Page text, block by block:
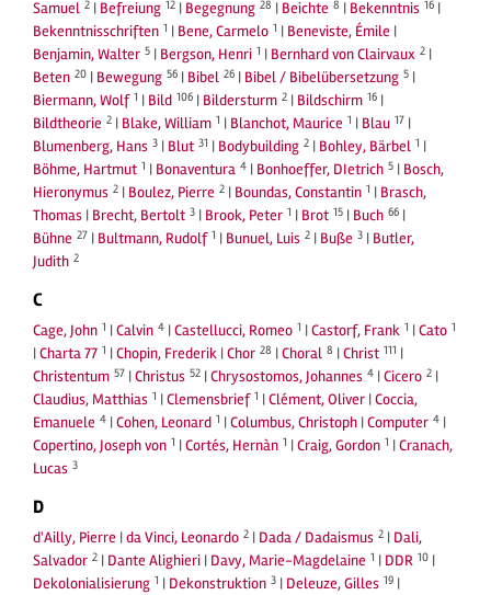
Samuel 2 | Befreiung 12 | Begegnung 28 | Beichte 8 | Bekenntnis 16 |
Bekenntnisschriften 1 | Bene, Carmelo 1 | Beneviste, Émile |
Benjamin, Walter 5 | Bergson, Henri 1 | Bernhard von Clairvaux 2 |
Beten 20 | Bewegung 56 | Bibel 26 | Bibel / Bibelübersetzung 5 |
Biermann, Wolf 1 | Bild 106 | Bildersturm 2 | Bildschirm 16 |
Bildtheorie 2 | Blake, William 1 | Blanchot, Maurice 1 | Blau 17 |
Blumenberg, Hans 3 | Blut 31 | Bodybuilding 2 | Bohley, Bärbel 1 |
Böhme, Hartmut 1 | Bonaventura 4 | Bonhoeffer, DIetrich 5 | Bosch,
Hieronymus 2 | Boulez, Pierre 2 | Boundas, Constantin 1 | Brasch,
Thomas | Brecht, Bertolt 3 | Brook, Peter 1 | Brot 15 | Buch 66 |
Bühne 27 | Bultmann, Rudolf 1 | Bunuel, Luis 2 | Buße 3 | Butler,
Judith 2
C
Cage, John 1 |Calvin 4 |Castellucci, Romeo 1 |Castorf, Frank 1 |Cato 1
|Charta 77 1 |Chopin, Frederik |Chor 28 |Choral 8 |Christ 111 |
Christentum 57 |Christus 52 |Chrysostomos, Johannes 4 |Cicero 2 |
Claudius, Matthias 1 |Clemensbrief 1 |Clément, Oliver |Coccia,
Emanuele 4 |Cohen, Leonard 1 |Columbus, Christoph |Computer 4 |
Copertino, Joseph von 1 |Cortés, Hernàn 1 |Craig, Gordon 1 |Cranach,
Lucas 3
D
d'Ailly, Pierre |da Vinci, Leonardo 2 | Dada / Dadaismus 2 | Dali,
Salvador 2 | Dante Alighieri | Davy, Marie-Magdelaine 1 | DDR 10 |
Dekolonialisierung 1 | Dekonstruktion 3 | Deleuze, Gilles 19 |